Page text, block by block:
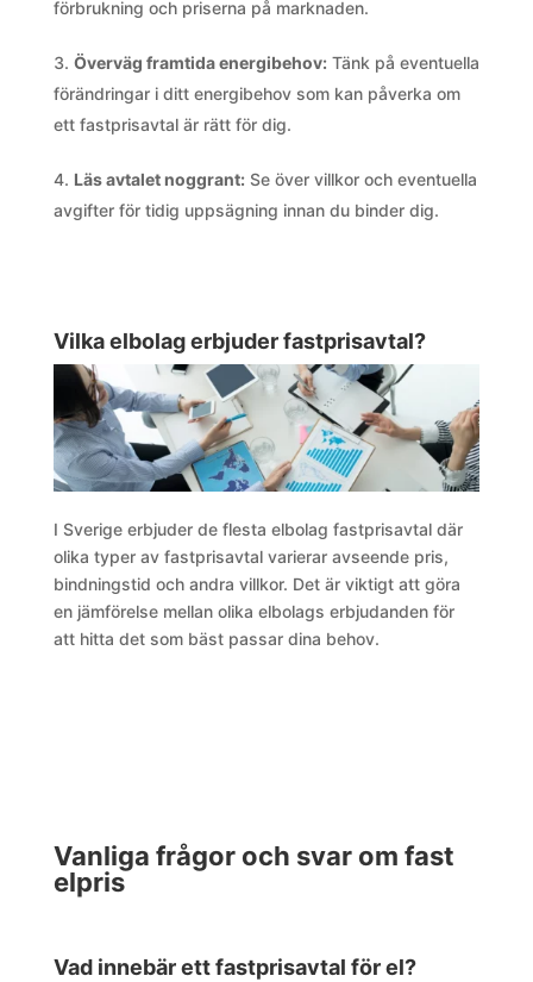
förbrukning och priserna på marknaden.
Överväg framtida energibehov:Tänk på eventuella
förändringar i ditt energibehov som kan påverka om
ett fastprisavtal är rätt för dig.
Läs avtalet noggrant:Se över villkor och eventuella
avgifter för tidig uppsägning innan du binder dig.
Vilka elbolag erbjuder fastprisavtal?
I Sverige erbjuder de flesta elbolag fastprisavtal där
olika typer av fastprisavtal varierar avseende pris,
bindningstid och andra villkor. Det är viktigt att göra
en jämförelse mellan olika elbolags erbjudanden för
att hitta det som bäst passar dina behov.
Vanliga frågor och svar om fast
elpris
Vad innebär ett fastprisavtal för el?